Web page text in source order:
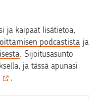
ja kaipaat lisätietoa,
podcastista ja
. Sijoitusasunto
ja tässä apunasi
.